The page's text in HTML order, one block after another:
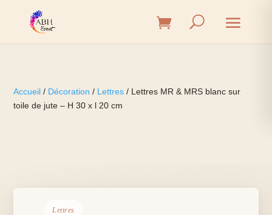
Accueil / Décoration / Lettres / Lettres MR & MRS blanc sur
toile de jute – H 30 x l 20 cm
Lettres